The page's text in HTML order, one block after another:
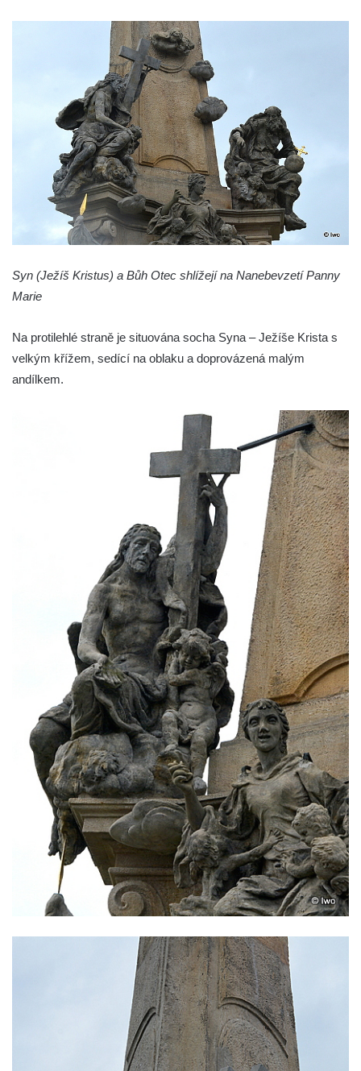
Socha svaté Afry u kostela Nanebevzetí
Panny Marie v Žatci
Socha sv. Maří Magdaleny u kostela
Nanebevzetí Panny Marie v Žatci
Socha sv. Petra u kostela Nanebevzetí
Panny Marie v Žatci
Socha sv. Jana Nepomuckého u kostela
Nanebevzetí Panny Marie v Žatci
Socha sv. Pavla u kostela Nanebevzetí
Panny Marie v Žatci
Panny Marie v Žatci
Panny Marie v Žatci
Socha sv. Judy Tadeáše u kostela
Nanebevzetí Panny Marie v Žatci
Nanebevzetí Panny Marie v Žatci
Sloupová Boží muka s reliéfy ve Skalici u
Sloup s kaplicí (boží muka) v Rooseveltově
Sloup s kaplicí (boží muka) v Horní ulici v
Českém Krumlově
Sloup Panny Marie v Mostě
Sloup se sochou Anny Samotřetí v Mostě
Sloup Panny Marie v Černovicích u
Chomutova
Sloup se sochou Krista v České Lípě
Sloup Nejsvětější trojice náměstí Tomáše
Garrigue Masaryka v České Lípě
Sloup Nejsvětější trojice v Teplicích
Sloup Panny Marie ve Vysokém nad
Jizerou
Sloup svatého Jakuba Většího u Jelení
skály
Sloup Panny Marie s Ježíškem
(Svatohorská Madona) v Klášterci nad Ohří
Sloup Nejsvětější Trojice na náměstí v
Klášterci nad Ohří
Sloup Nejsvětější Trojice v Klášterci nad
Sloup Panny Marie s Ježíškem v Klášterci
Sloup Panny Marie v Mimoni
Syn (Ježíš Kristus) a Bůh Otec shlížejí na Nanebevzetí Panny
Marie
Na protilehlé straně je situována socha Syna – Ježíše Krista s
velkým křížem, sedící na oblaku a doprovázená malým
andílkem.